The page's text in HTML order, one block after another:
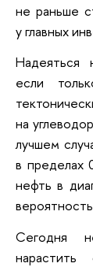
не раньше
у главных
Надеяться
если
на
лучшем
в пределах
нефть в
Сегодня